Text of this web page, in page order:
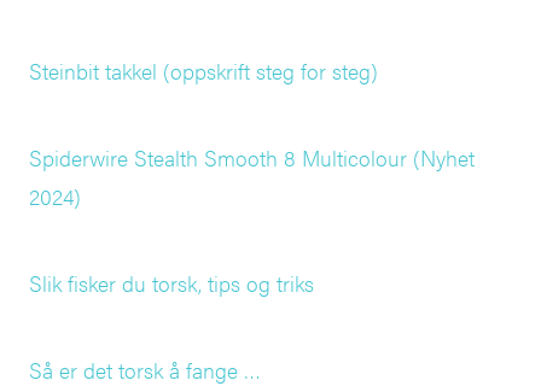
Steinbit takkel (oppskrift steg for steg)
Spiderwire Stealth Smooth 8 Multicolour (Nyhet
2024)
Slik fisker du torsk, tips og triks
Så er det torsk å fange …